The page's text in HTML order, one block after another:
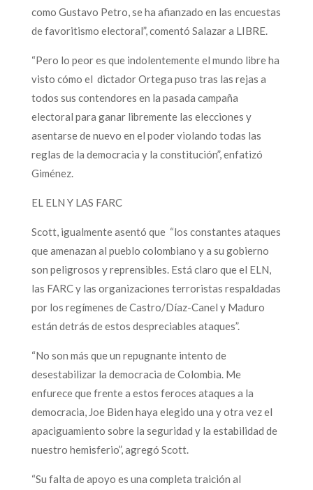
como Gustavo Petro, se ha afianzado en las encuestas
de favoritismo electoral”, comentó Salazar a LIBRE.
“Pero lo peor es que indolentemente el mundo libre ha
visto cómo el dictador Ortega puso tras las rejas a
todos sus contendores en la pasada campaña
electoral para ganar libremente las elecciones y
asentarse de nuevo en el poder violando todas las
reglas de la democracia y la constitución”, enfatizó
Giménez.
EL ELN Y LAS FARC
Scott, igualmente asentó que “los constantes ataques
que amenazan al pueblo colombiano y a su gobierno
son peligrosos y reprensibles. Está claro que el ELN,
las FARC y las organizaciones terroristas respaldadas
por los regímenes de Castro/Díaz-Canel y Maduro
están detrás de estos despreciables ataques”.
“No son más que un repugnante intento de
desestabilizar la democracia de Colombia. Me
enfurece que frente a estos feroces ataques a la
democracia, Joe Biden haya elegido una y otra vez el
apaciguamiento sobre la seguridad y la estabilidad de
nuestro hemisferio”, agregó Scott.
“Su falta de apoyo es una completa traición al